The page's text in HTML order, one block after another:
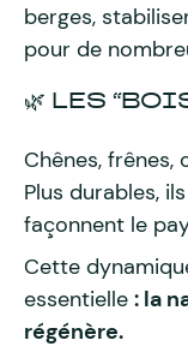
berges,
pour de
🌿 LES
Chênes, frênes,
Plus durables,
façonnent le
Cette
essentielle : la
régénère.